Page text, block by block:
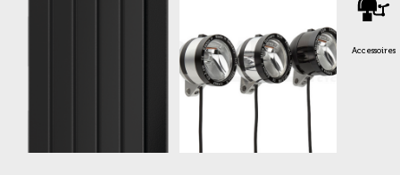
Accessoires